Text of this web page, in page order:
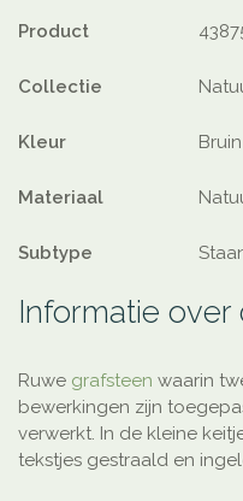
Product
Collectie
Kleur Bruin
Materiaal
Subtype
Informatie over
Ruwe grafsteen waarin
bewerkingen zijn
verwerkt. In de kleine
tekstjes gestraald en